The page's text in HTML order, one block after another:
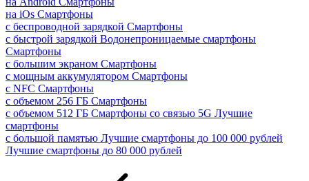
на iOs Смартфоны
с беспроводной зарядкой Смартфоны
с быстрой зарядкой Водонепроницаемые смартфоны
Смартфоны
с большим экраном Смартфоны
с мощным аккумулятором Смартфоны
с NFC Смартфоны
с объемом 256 ГБ Смартфоны
с объемом 512 ГБ Смартфоны со связью 5G Лучшие
смартфоны
с большой памятью Лучшие смартфоны до 100 000 рублей
Лучшие смартфоны до 80 000 рублей